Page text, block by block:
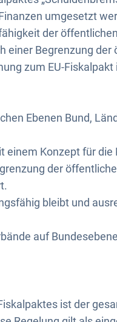
umgesetzt
der
einer Begrenzung
zum EU-
Ebenen Bund,
Konzept für die
der
bleibt und
auf
ist der